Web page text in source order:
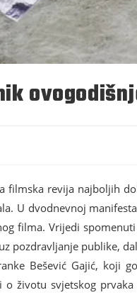
filmska revija najboljih
U dvodnevnoj
filma. Vrijedi
pozdravljanje publike,
Bešević Gajić, koji
životu svjetskog